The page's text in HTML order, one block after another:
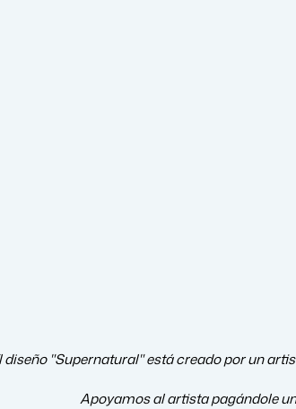
diseño "Supernatural" está creado por un
Apoyamos al artista pagándole